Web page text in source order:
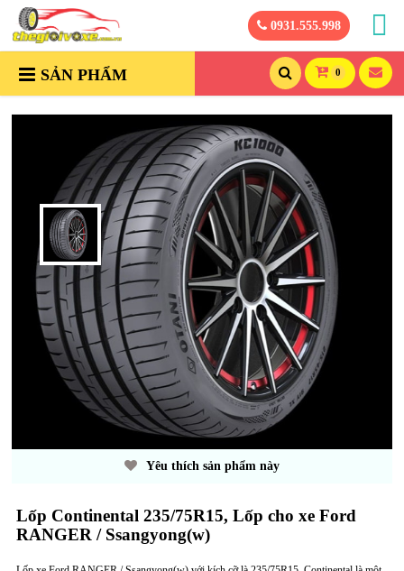
0931.555.998
SẢN PHẨM 0
Yêu thích sản phẩm này
Lốp Continental 235/75R15, Lốp cho xe Ford
RANGER / Ssangyong(w)